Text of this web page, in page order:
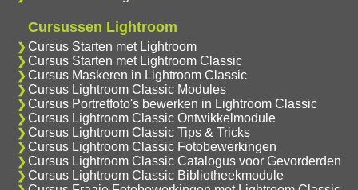
Cursussen Lightroom
Cursus Starten met Lightroom
Cursus Starten met Lightroom Classic
Cursus Maskeren in Lightroom Classic
Cursus Lightroom Classic Modules
Cursus Portretfoto's bewerken in Lightroom Classic
Cursus Lightroom Classic Ontwikkelmodule
Cursus Lightroom Classic Tips & Tricks
Cursus Lightroom Classic Fotobewerkingen
Cursus Lightroom Classic Catalogus voor Gevorderden
Cursus Lightroom Classic Bibliotheekmodule